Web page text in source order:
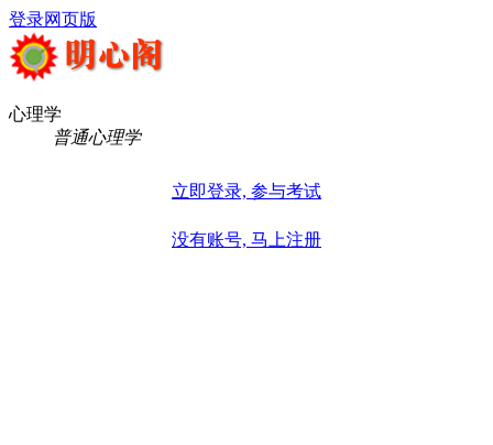
登录网页版
心理学
普通心理学
立即登录, 参与考试
没有账号, 马上注册